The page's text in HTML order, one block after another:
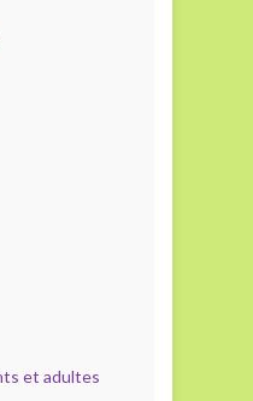
et adultes